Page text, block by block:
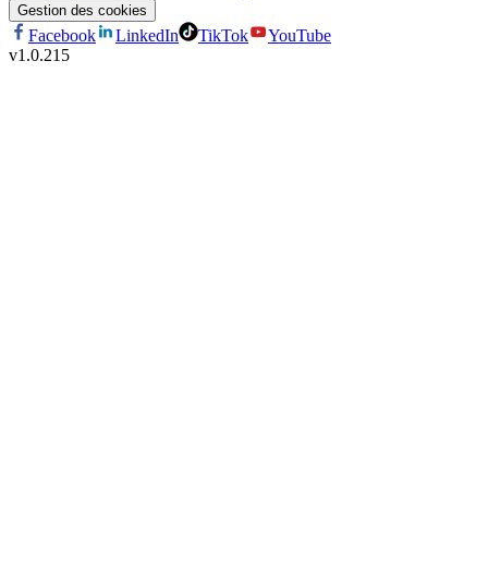
Gestion des cookies
Facebook LinkedIn TikTok
YouTube
v1.0.215